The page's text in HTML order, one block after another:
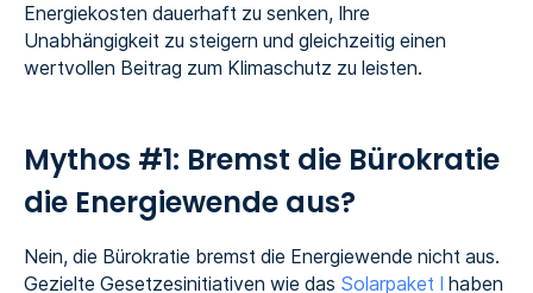
Energiekosten dauerhaft zu senken, Ihre
Unabhängigkeit zu steigern und gleichzeitig einen
wertvollen Beitrag zum Klimaschutz zu leisten.
Mythos #1: Bremst die Bürokratie
die Energiewende aus?
Nein, die Bürokratie bremst die Energiewende nicht aus.
Gezielte Gesetzesinitiativen wie das Solarpaket I haben